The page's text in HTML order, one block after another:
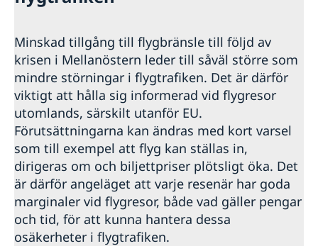
Svenskt medborgarskap
Behåll svenskt medborgarskap
Registrera nyfödd
Pass i Kroatien
Pass och Nationellt ID-kort för vuxna
Pass och Nationellt ID-kort för minderåriga
Förlust av pass eller nationell id-handling
Provisoriskt pass
Samordningsnummer och namnanmälan
Avgifter
Förnyelse av körkort
Gifta sig i Kroatien
Juridisk hjälp i Kroatien
Frihetsberövad i Kroatien
Levnadsintyg i Kroatien
Arv i Kroatien
Kriser och katastrofer
Reseinformation
Aktuella händelser
Allmänna säkerhetsläget i Kroatien
Terrorism i Kroatien
Naturförhållanden och katastrofer
In- och utresebestämmelser
Hälso- och sjukvård i Kroatien
Lokala lagar och sedvänjor
Kriminalitet och personlig säkerhet
Trafiksäkerhet
Försäkringsskydd
Nyheter på engelska i Kroatien
Se till att vara försäkrad
Resa som minderårig
Resa med husdjur
Resa med medicin
Resa med snus
Anmäl din utlandsvistelse- Svensklistan
Minskad tillgång till flygbränsle till följd av
krisen i Mellanöstern leder till såväl större som
mindre störningar i flygtrafiken. Det är därför
viktigt att hålla sig informerad vid flygresor
utomlands, särskilt utanför EU.
Förutsättningarna kan ändras med kort varsel
som till exempel att flyg kan ställas in,
dirigeras om och biljettpriser plötsligt öka. Det
är därför angeläget att varje resenär har goda
marginaler vid flygresor, både vad gäller pengar
och tid, för att kunna hantera dessa
osäkerheter i flygtrafiken.